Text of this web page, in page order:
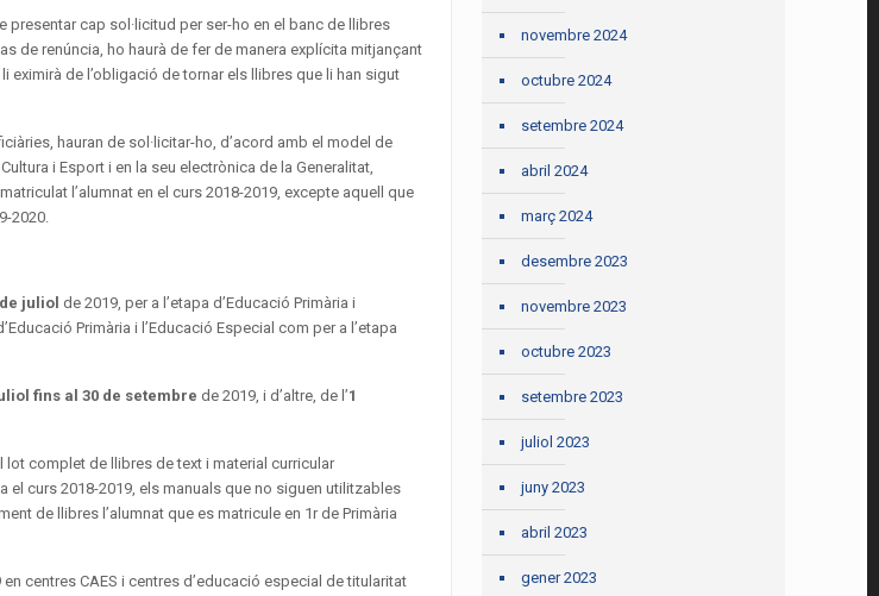
presentar cap sol·licitud per ser-ho en el banc de llibres
de renúncia, ho haurà de fer de manera explícita mitjançant
eximirà de l’obligació de tornar els llibres que li han sigut
hauran de sol·licitar-ho, d’acord amb el model de
i Esport i en la seu electrònica de la Generalitat,
l’alumnat en el curs 2018-2019, excepte aquell que
2020.
juliol de 2019, per a l’etapa d’Educació Primària i
Primària i l’Educació Especial com per a l’etapa
fins al 30 de setembre de 2019, i d’altre, de l’1
complet de llibres de text i material curricular
el curs 2018-2019, els manuals que no siguen utilitzables
de llibres l’alumnat que es matricule en 1r de Primària
centres CAES i centres d’educació especial de titularitat
novembre 2024
octubre 2024
setembre 2024
abril 2024
març 2024
desembre 2023
novembre 2023
octubre 2023
setembre 2023
juliol 2023
juny 2023
abril 2023
gener 2023